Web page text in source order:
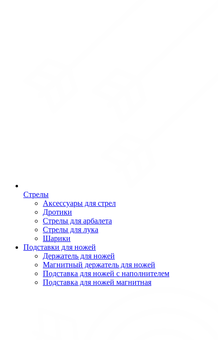
Стрелы
Аксессуары для стрел
Дротики
Стрелы для арбалета
Стрелы для лука
Шарики
Подставки для ножей
Держатель для ножей
Магнитный держатель для ножей
Подставка для ножей с наполнителем
Подставка для ножей магнитная